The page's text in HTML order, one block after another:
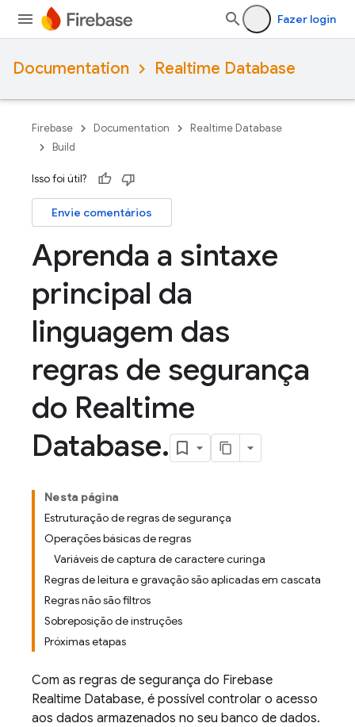
Fazer login
Documentation Realtime Database
Firebase Documentation
Realtime Database
Build
Isso foi útil?
Envie comentários
Aprenda a sintaxe
principal da
linguagem das
regras de segurança
do Realtime
Database.
Nesta página
Estruturação de regras de segurança
Operações básicas de regras
Variáveis de captura de caractere curinga
Regras de leitura e gravação são aplicadas em cascata
Regras não são filtros
Sobreposição de instruções
Próximas etapas
Com as regras de segurança do Firebase
Realtime Database, é possível controlar o acesso
aos dados armazenados no seu banco de dados.